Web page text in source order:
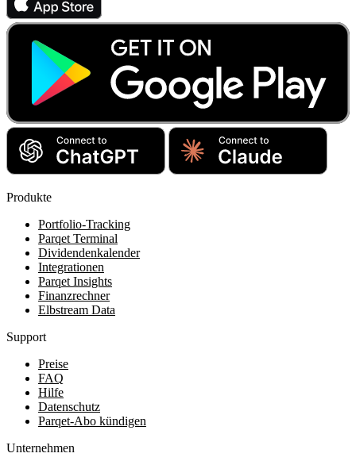
Produkte
Portfolio-Tracking
Parqet Terminal
Dividendenkalender
Integrationen
Parqet Insights
Finanzrechner
Elbstream Data
Support
Preise
FAQ
Hilfe
Datenschutz
Parqet-Abo kündigen
Unternehmen